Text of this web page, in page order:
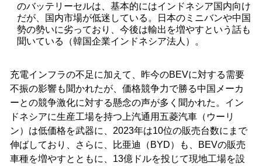
のバッテリーセルは、基本的にはインドネシア国内向け
だが、国内市場が低迷している。日本のミニバンや中国
勢の勢いに劣っており、今後は輸出を増やすという話も
聞いている（韓国企業インドネシア法人）。
充電インフラの不足に加えて、昨今のBEVに対する需要
不振の影響も聞かれたが、価格競争力で勝る中国メーカ
ーとの競争激化に対する懸念の声が多く聞かれた。イン
ドネシアに生産工場を持つ上汽通用五菱汽車（ウーリ
ン）は低価格を武器に、2023年は10位の販売台数にまで
伸ばしており、さらに、比亜迪（BYD）も、BEVの販売
車種を増やすとともに、13億ドルを投じて現地工場を設